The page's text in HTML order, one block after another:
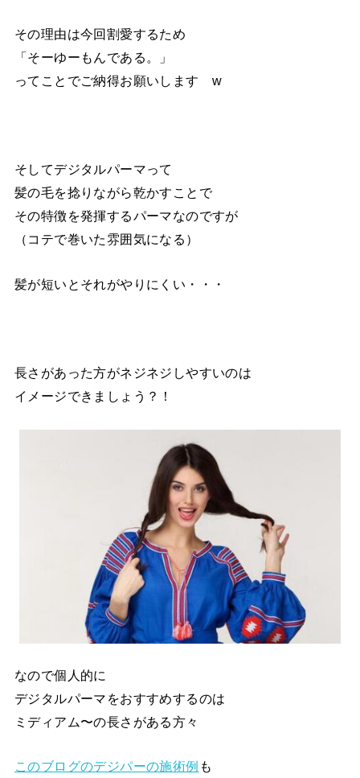
その理由は今回割愛するため
「そーゆーもんである。」
ってことでご納得お願いします w
そしてデジタルパーマって
髪の毛を捻りながら乾かすことで
その特徴を発揮するパーマなのですが
（コテで巻いた雰囲気になる）
髪が短いとそれがやりにくい・・・
長さがあった方がネジネジしやすいのは
イメージできましょう？！
なので個人的に
デジタルパーマをおすすめするのは
ミディアム〜の長さがある方々
このブログのデジパーの施術例 も